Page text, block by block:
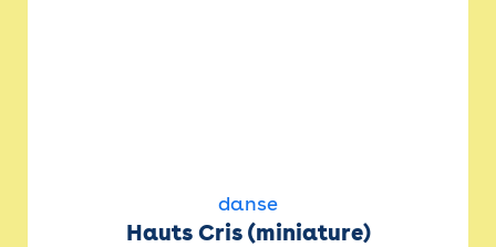
danse
Hauts Cris (miniature)